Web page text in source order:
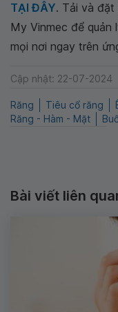
TẠI ĐÂY. Tải và
My Vinmec để quản
mọi nơi ngay trên
Cập nhật: 22-07-2024
Răng Tiêu cổ răng
Răng - Hàm - Mặt
Bài viết liên